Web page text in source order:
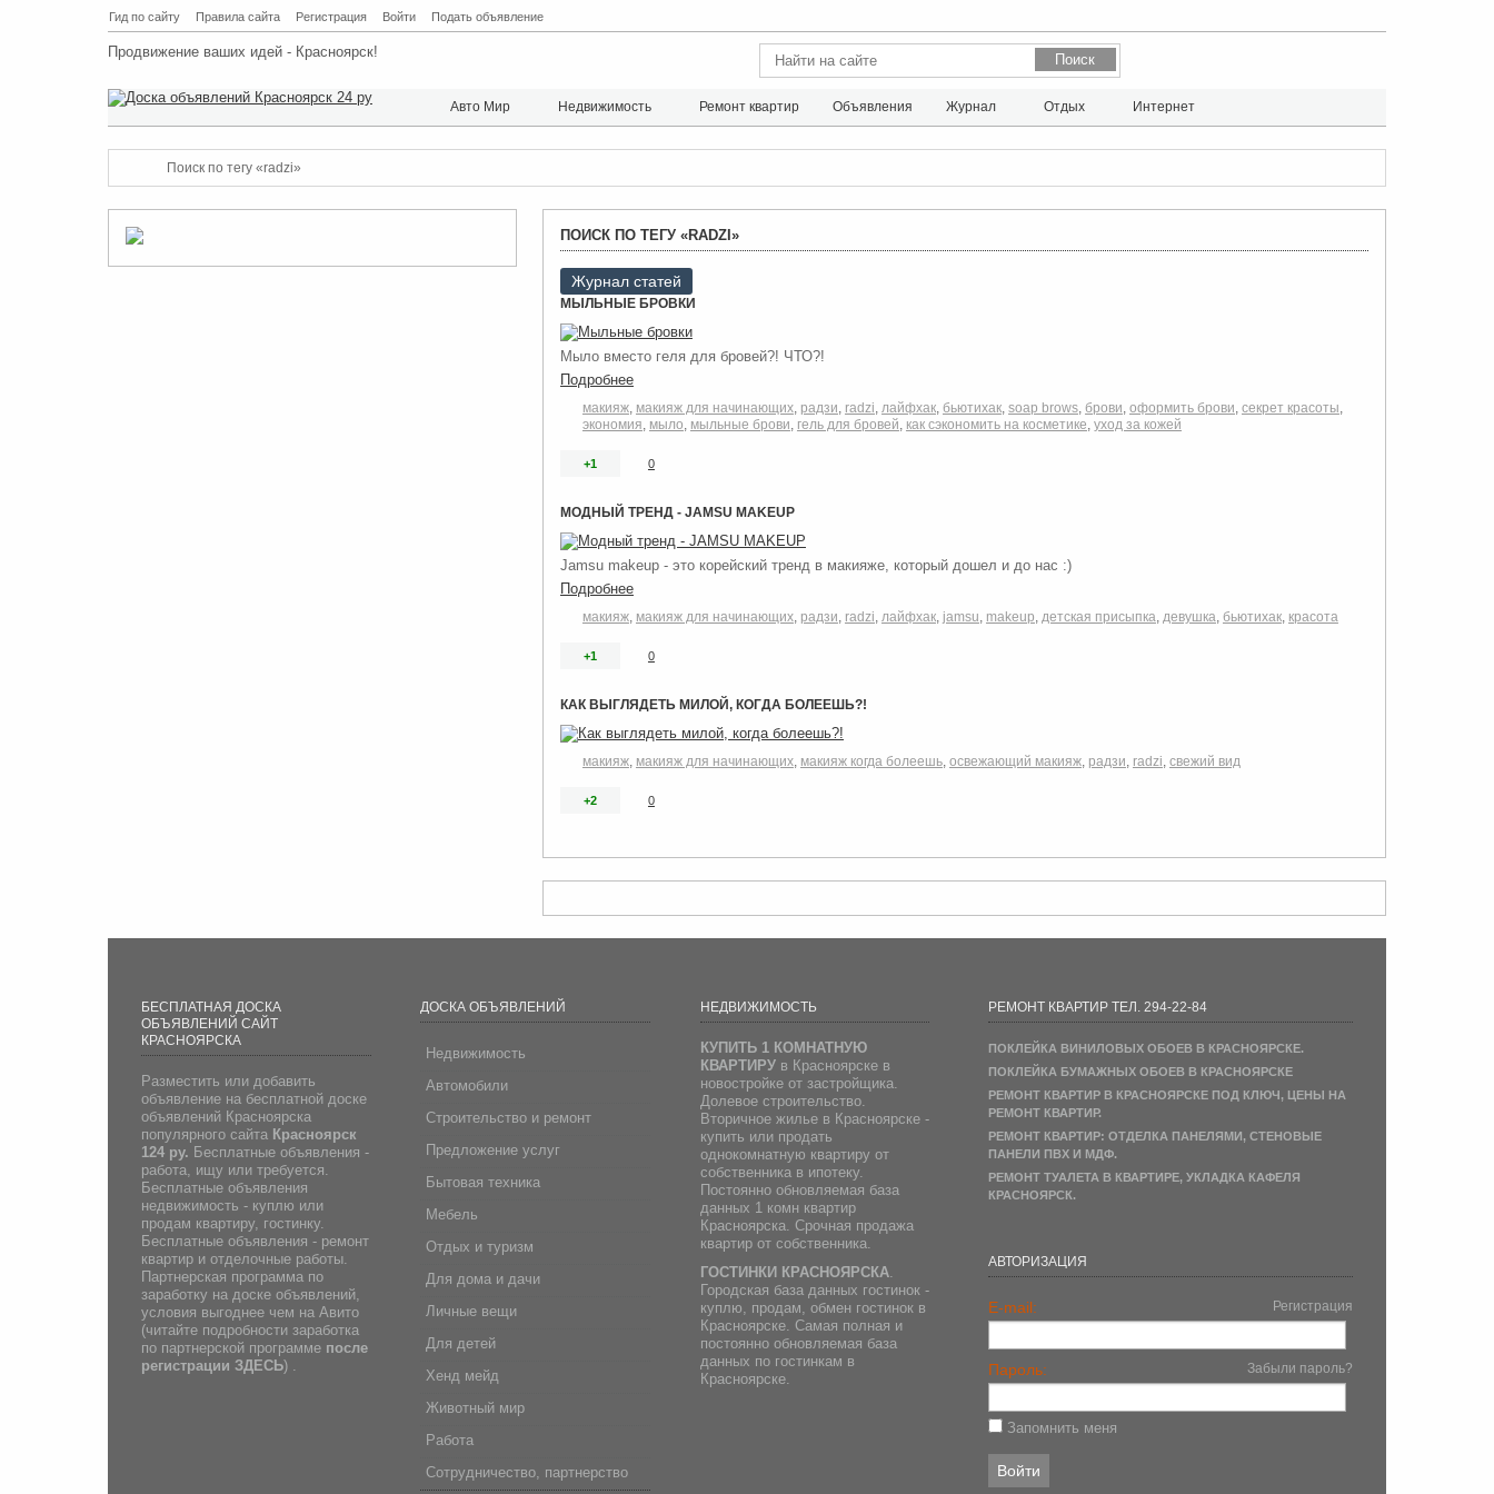
Гид по сайту Правила сайта Регистрация Войти Подать объявление
Продвижение ваших идей - Красноярск!
Авто Мир Недвижимость Ремонт квартир Объявления Журнал Отдых Интернет
Поиск по тегу «radzi»
ПОИСК ПО ТЕГУ «RADZI»
Журнал статей
МЫЛЬНЫЕ БРОВКИ
Мыло вместо геля для бровей?! ЧТО?!
Подробнее
макияж, макияж для начинающих, радзи, radzi, лайфхак, бьютихак, soap brows, брови, оформить брови, секрет красоты,
экономия, мыло, мыльные брови, гель для бровей, как сэкономить на косметике, уход за кожей
+1 0
МОДНЫЙ ТРЕНД - JAMSU MAKEUP
Jamsu makeup - это корейский тренд в макияже, который дошел и до нас :)
Подробнее
макияж, макияж для начинающих, радзи, radzi, лайфхак, jamsu, makeup, детская присыпка, девушка, бьютихак, красота
+1 0
КАК ВЫГЛЯДЕТЬ МИЛОЙ, КОГДА БОЛЕЕШЬ?!
макияж, макияж для начинающих, макияж когда болеешь, освежающий макияж, радзи, radzi, свежий вид
+2 0
БЕСПЛАТНАЯ ДОСКА
ОБЪЯВЛЕНИЙ САЙТ
КРАСНОЯРСКА
Разместить или добавить
объявление на бесплатной доске
объявлений Красноярска
популярного сайта Красноярск
124 ру. Бесплатные объявления -
работа, ищу или требуется.
Бесплатные объявления
недвижимость - куплю или
продам квартиру, гостинку.
Бесплатные объявления - ремонт
квартир и отделочные работы.
Партнерская программа по
заработку на доске объявлений,
условия выгоднее чем на Авито
(читайте подробности заработка
по партнерской программе после
регистрации ЗДЕСЬ) .
ДОСКА ОБЪЯВЛЕНИЙ
Недвижимость
Автомобили
Строительство и ремонт
Предложение услуг
Бытовая техника
Мебель
Отдых и туризм
Для дома и дачи
Личные вещи
Для детей
Хенд мейд
Животный мир
Работа
Сотрудничество, партнерство
НЕДВИЖИМОСТЬ
КУПИТЬ 1 КОМНАТНУЮ
КВАРТИРУв Красноярске в
новостройке от застройщика.
Долевое строительство.
Вторичное жилье в Красноярске -
купить или продать
однокомнатную квартиру от
собственника в ипотеку.
Постоянно обновляемая база
данных 1 комн квартир
Красноярска. Срочная продажа
квартир от собственника.
ГОСТИНКИ КРАСНОЯРСКА.
Городская база данных гостинок -
куплю, продам, обмен гостинок в
Красноярске. Самая полная и
постоянно обновляемая база
данных по гостинкам в
Красноярске.
РЕМОНТ КВАРТИР ТЕЛ. 294-22-84
ПОКЛЕЙКА ВИНИЛОВЫХ ОБОЕВ В КРАСНОЯРСКЕ.
ПОКЛЕЙКА БУМАЖНЫХ ОБОЕВ В КРАСНОЯРСКЕ
РЕМОНТ КВАРТИР В КРАСНОЯРСКЕ ПОД КЛЮЧ, ЦЕНЫ НА
РЕМОНТ КВАРТИР.
РЕМОНТ КВАРТИР: ОТДЕЛКА ПАНЕЛЯМИ, СТЕНОВЫЕ
ПАНЕЛИ ПВХ И МДФ.
РЕМОНТ ТУАЛЕТА В КВАРТИРЕ, УКЛАДКА КАФЕЛЯ
КРАСНОЯРСК.
АВТОРИЗАЦИЯ
E-mail: Регистрация
Пароль: Забыли пароль?
Запомнить меня